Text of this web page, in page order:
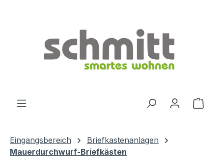
Eingangsbereich
Briefkastenanlagen
Mauerdurchwurf-Briefkästen